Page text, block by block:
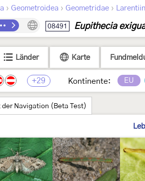
› Geometroidea › Geometridae ›
08491 Eupithecia
Länder Karte
+29 Kontinente: EU
der Navigation (Beta Test)